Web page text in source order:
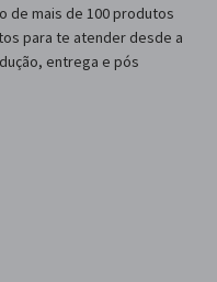
de mais de 100 produtos
para te atender desde a
entrega e pós